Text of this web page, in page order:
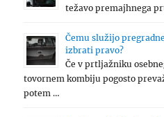
težavo premajhnega
Čemu služijo
izbrati pravo?
Če v prtljažniku
tovornem kombiju pogosto
potem …